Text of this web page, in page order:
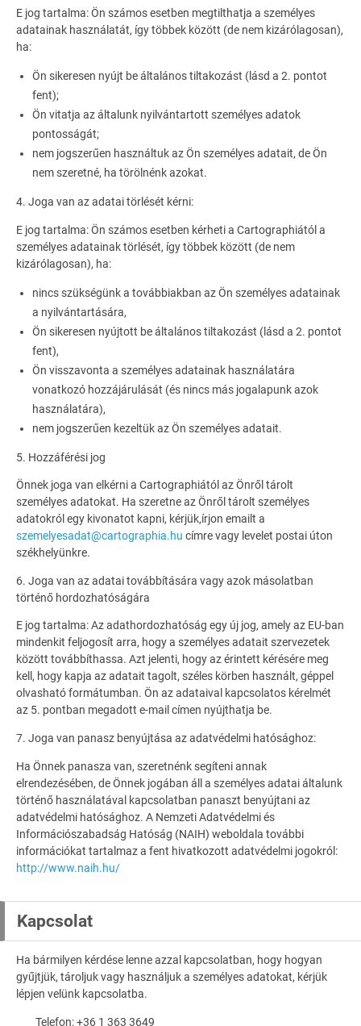
E jog tartalma: Ön számos esetben megtilthatja a személyes
adatainak használatát, így többek között (de nem kizárólagosan),
ha:
Ön sikeresen nyújt be általános tiltakozást (lásd a 2. pontot
fent);
Ön vitatja az általunk nyilvántartott személyes adatok
pontosságát;
nem jogszerűen használtuk az Ön személyes adatait, de Ön
nem szeretné, ha törölnénk azokat.
4. Joga van az adatai törlését kérni:
E jog tartalma: Ön számos esetben kérheti a Cartographiától a
személyes adatainak törlését, így többek között (de nem
kizárólagosan), ha:
nincs szükségünk a továbbiakban az Ön személyes adatainak
a nyilvántartására,
Ön sikeresen nyújtott be általános tiltakozást (lásd a 2. pontot
fent),
Ön visszavonta a személyes adatainak használatára
vonatkozó hozzájárulását (és nincs más jogalapunk azok
használatára),
nem jogszerűen kezeltük az Ön személyes adatait.
5. Hozzáférési jog
Önnek joga van elkérni a Cartographiától az Önről tárolt
személyes adatokat. Ha szeretne az Önről tárolt személyes
adatokról egy kivonatot kapni, kérjük,írjon emailt a
szemelyesadat@cartographia.hu címre vagy levelet postai úton
székhelyünkre.
6. Joga van az adatai továbbítására vagy azok másolatban
történő hordozhatóságára
E jog tartalma: Az adathordozhatóság egy új jog, amely az EU-ban
mindenkit feljogosít arra, hogy a személyes adatait szervezetek
között továbbíthassa. Azt jelenti, hogy az érintett kérésére meg
kell, hogy kapja az adatait tagolt, széles körben használt, géppel
olvasható formátumban. Ön az adataival kapcsolatos kérelmét
az 5. pontban megadott e-mail címen nyújthatja be.
7. Joga van panasz benyújtása az adatvédelmi hatósághoz:
Ha Önnek panasza van, szeretnénk segíteni annak
elrendezésében, de Önnek jogában áll a személyes adatai általunk
történő használatával kapcsolatban panaszt benyújtani az
adatvédelmi hatósághoz. A Nemzeti Adatvédelmi és
Információszabadság Hatóság (NAIH) weboldala további
információkat tartalmaz a fent hivatkozott adatvédelmi jogokról:
http://www.naih.hu/
Kapcsolat
Ha bármilyen kérdése lenne azzal kapcsolatban, hogy hogyan
gyűjtjük, tároljuk vagy használjuk a személyes adatokat, kérjük
lépjen velünk kapcsolatba.
Telefon: +36 1 363 3649